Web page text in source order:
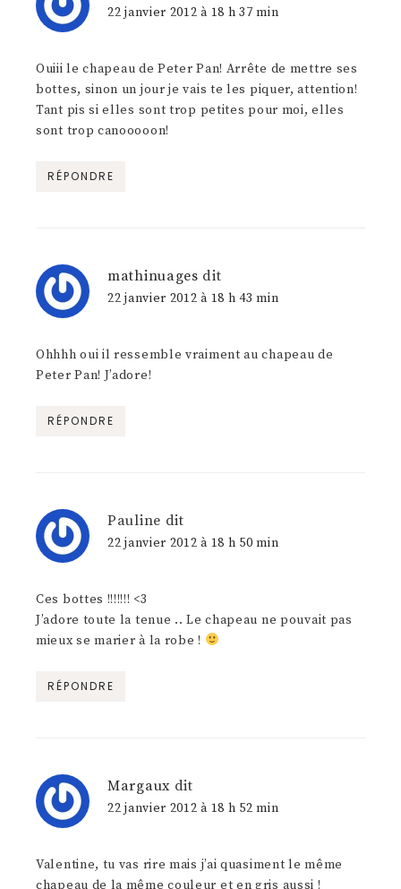
22 janvier 2012 à 18 h 37 min
Ouiii le chapeau de Peter Pan! Arrête de mettre ses
bottes, sinon un jour je vais te les piquer, attention!
Tant pis si elles sont trop petites pour moi, elles
sont trop canooooon!
RÉPONDRE
mathinuages dit
22 janvier 2012 à 18 h 43 min
Ohhhh oui il ressemble vraiment au chapeau de
Peter Pan! J’adore!
RÉPONDRE
Pauline dit
22 janvier 2012 à 18 h 50 min
Ces bottes !!!!!!! <3
J’adore toute la tenue .. Le chapeau ne pouvait pas
mieux se marier à la robe !
RÉPONDRE
Margaux dit
22 janvier 2012 à 18 h 52 min
Valentine, tu vas rire mais j’ai quasiment le même
chapeau de la même couleur et en gris aussi !